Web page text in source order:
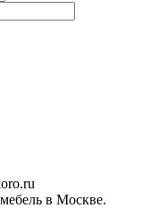
в Москве.